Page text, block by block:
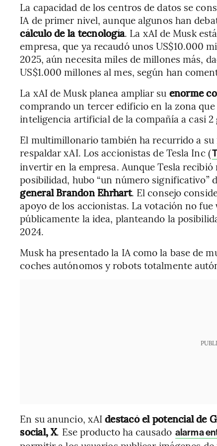
La capacidad de los centros de datos se
IA de primer nivel, aunque algunos han
cálculo de la tecnología. La xAI de Musk
empresa, que ya recaudó unos US$10.000
2025, aún necesita miles de millones más,
US$1.000 millones al mes, según han
La xAI de Musk planea ampliar su enorme
comprando un tercer edificio en la zona
inteligencia artificial de la compañía a casi
El multimillonario también ha recurrido a su
respaldar xAI. Los accionistas de Tesla Inc (
invertir en la empresa. Aunque Tesla
posibilidad, hubo “un número significativo”
general Brandon Ehrhart. El consejo
apoyo de los accionistas. La votación no
públicamente la idea, planteando la
2024.
Musk ha presentado la IA como la base de
coches autónomos y robots totalmente
En su anuncio, xAIdestacó el potencial de
social, X. Ese producto ha causado alarma